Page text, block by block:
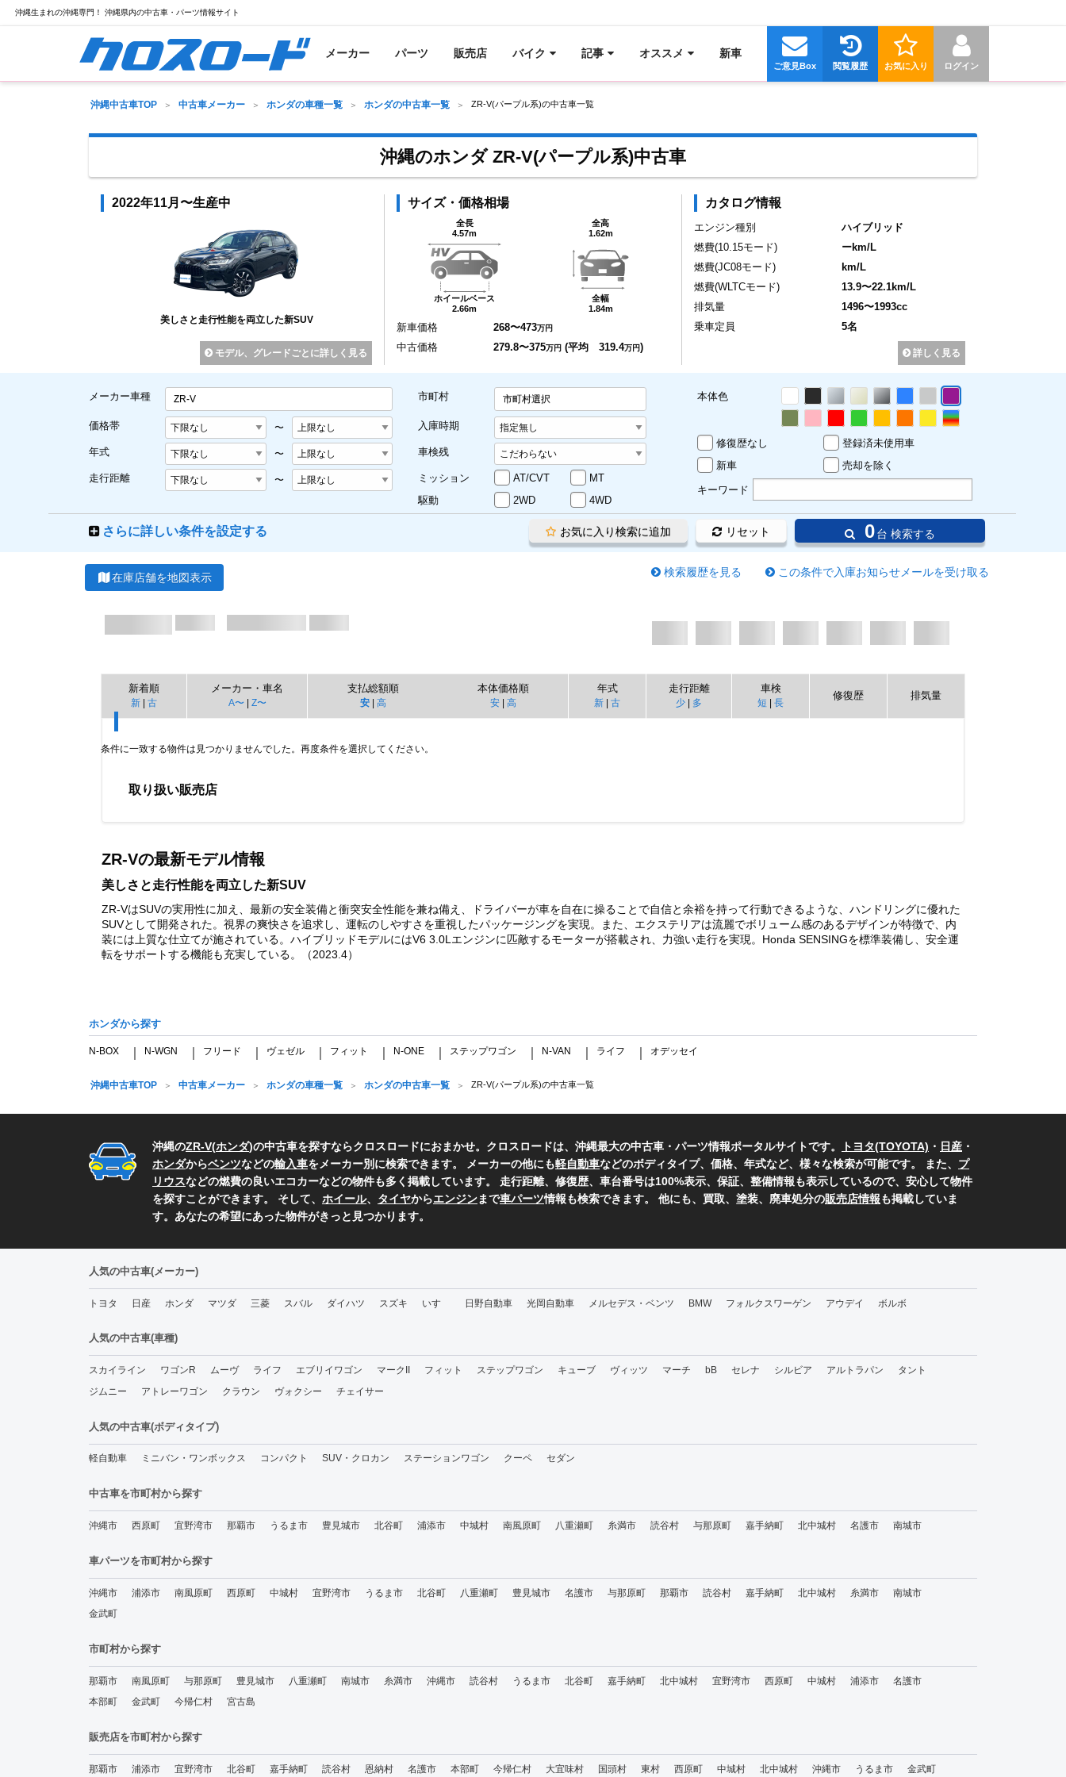
沖縄生まれの沖縄専門！ 沖縄県内の中古車・パーツ情報サイト
メーカー パーツ 販売店 バイク 記事 オススメ 新車
ログイン
お気に入り
閲覧履歴
ご意見Box
沖縄中古車TOP 中古車メーカー ホンダの車種一覧 ホンダの中古車一覧 ZR-V(パープル系)の中古車一覧
沖縄のホンダ ZR-V(パープル系)中古車
2022年11月〜生産中
美しさと走行性能を両立した新SUV
モデル、グレードごとに詳しく見る
サイズ・価格相場
全長
4.57m
ホイールベース
2.66m
全高
1.62m
全幅
1.84m
新車価格 268〜473万円
中古価格 279.8〜375万円 (平均 319.4万円)
カタログ情報
エンジン種別
ハイブリッド
燃費(10.15モード)
ーkm/L
燃費(JC08モード)
km/L
燃費(WLTCモード)
13.9〜22.1km/L
排気量
1496〜1993cc
乗車定員
5名
詳しく見る
メーカー車種 ZR-V
価格帯 〜
年式 〜
走行距離 〜
市町村 市町村選択
入庫時期
車検残
ミッション AT/CVT
MT
駆動
2WD 4WD
本体色
修復歴なし
登録済未使用車
新車
売却を除く
キーワード
さらに詳しい条件を設定する 0台 検索する
リセット
お気に入り検索に追加
在庫店舗を地図表示 この条件で入庫お知らせメールを受け取る
検索履歴を見る
新着順
新 | 古
メーカー・車名
A〜| Z〜
支払総額順
安| 高
本体価格順
安| 高
年式
新 | 古
走行距離
少 | 多
車検
短 | 長
修復歴 排気量
条件に一致する物件は見つかりませんでした。再度条件を選択してください。
取り扱い販売店
0
ZR-Vの最新モデル情報
美しさと走行性能を両立した新SUV
ZR-VはSUVの実用性に加え、最新の安全装備と衝突安全性能を兼ね備え、ドライバーが車を自在に操ることで自信と余裕を持って行動できるような、ハンドリングに優れた
SUVとして開発された。視界の爽快さを追求し、運転のしやすさを重視したパッケージングを実現。また、エクステリアは流麗でボリューム感のあるデザインが特徴で、内
装には上質な仕立てが施されている。ハイブリッドモデルにはV6 3.0Lエンジンに匹敵するモーターが搭載され、力強い走行を実現。Honda SENSINGを標準装備し、安全運
転をサポートする機能も充実している。（2023.4）
ホンダから探す
N-BOX N-WGN フリード ヴェゼル フィット N-ONE ステップワゴン N-VAN ライフ オデッセイ
沖縄中古車TOP 中古車メーカー ホンダの車種一覧 ホンダの中古車一覧 ZR-V(パープル系)の中古車一覧
沖縄のZR-V(ホンダ)の中古車を探すならクロスロードにおまかせ。クロスロードは、沖縄最大の中古車・パーツ情報ポータルサイトです。 トヨタ(TOYOTA) ・ 日産 ・
ホンダからベンツなどの輸入車をメーカー別に検索できます。 メーカーの他にも軽自動車などのボディタイプ、価格、年式など、様々な検索が可能です。 また、 プ
リウスなどの燃費の良いエコカーなどの物件も多く掲載しています。 走行距離、修復歴、車台番号は100%表示、保証、整備情報も表示しているので、安心して物件
を探すことができます。 そして、 ホイール、 タイヤからエンジンまで車パーツ情報も検索できます。 他にも、買取、塗装、廃車処分の販売店情報も掲載していま
す。あなたの希望にあった物件がきっと見つかります。
人気の中古車(メーカー)
トヨタ 日産 ホンダ マツダ 三菱 スバル ダイハツ スズキ いすゞ 日野自動車 光岡自動車 メルセデス・ベンツ BMW フォルクスワーゲン アウデイ ボルボ
人気の中古車(車種)
スカイライン ワゴンR ムーヴ ライフ エブリイワゴン マークII フィット ステップワゴン キューブ ヴィッツ マーチ bB セレナ シルビア アルトラパン
タント
ジムニー
アトレーワゴン クラウン ヴォクシー チェイサー
人気の中古車(ボディタイプ)
軽自動車 ミニバン・ワンボックス コンパクト SUV・クロカン ステーションワゴン クーペ セダン
中古車を市町村から探す
沖縄市 西原町 宜野湾市 那覇市 うるま市 豊見城市 北谷町 浦添市 中城村 南風原町 八重瀬町 糸満市 読谷村 与那原町 嘉手納町 北中城村 名護市 南城市
車パーツを市町村から探す
沖縄市 浦添市 南風原町 西原町 中城村 宜野湾市 うるま市 北谷町 八重瀬町 豊見城市 名護市 与那原町 那覇市 読谷村 嘉手納町 北中城村 糸満市
南城市
金武町
市町村から探す
那覇市 南風原町 与那原町 豊見城市 八重瀬町 南城市 糸満市 沖縄市 読谷村 うるま市 北谷町 嘉手納町 北中城村 宜野湾市 西原町 中城村 浦添市
名護市
本部町
金武町 今帰仁村 宮古島
販売店を市町村から探す
那覇市 浦添市 宜野湾市 北谷町 嘉手納町 読谷村 恩納村 名護市 本部町 今帰仁村 大宜味村 国頭村 東村 西原町 中城村 北中城村 沖縄市 うるま市 金武町